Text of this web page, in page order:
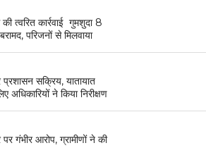
त्वरित कार्रवाई गुमशुदा 8
परिजनों से मिलवाया
सक्रिय, यातायात
ने किया निरीक्षण
गंभीर आरोप, ग्रामीणों ने की